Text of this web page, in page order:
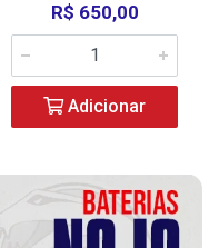
R$ 650,00
Adicionar